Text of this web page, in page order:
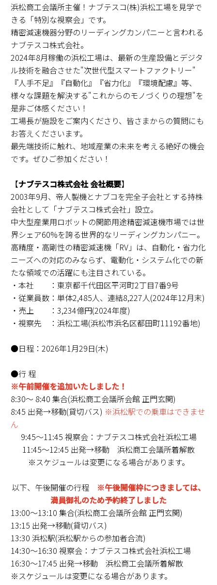
浜松商工会議所主催！ナブテスコ(株)浜松工場を見学で
きる「特別な視察会」です。
精密減速機器分野のリーディングカンパニーと言われる
ナブテスコ株式会社。
2024年8月稼働の浜松工場は、最新の生産設備とデジタ
ル技術を融合させた"次世代型スマートファクトリー"
『人手不足』『自動化』『省力化』『環境配慮』等、
様々な課題を解決する"これからのモノづくりの理想"を
是非ご体感ください！
工場長が施設をご案内くださり、皆さまからの質問にも
お答えくださいます。
最先端技術に触れ、地域産業の未来を考える絶好の機会
です。ぜひご参加ください！
【ナブテスコ株式会社 会社概要】
2003年9月、帝人製機とナブコを完全子会社とする持株
会社として「ナブテスコ株式会社」設立。
中大型産業用ロボットの関節用途精密減速機市場では世
界シェア60%を誇る世界的なリーディングカンパニー。
高精度・高剛性の精密減速機「RV」は、自動化・省力化
ニーズへの対応のみならず、電動化・システム化での新
たな領域での活躍にも注目されている。
・本社 ：東京都千代田区平河町2丁目7番9号
・従業員数：単体2,485人、連結8,227人(2024年12月末)
・売上 ：3,234億円(2024年度)
・視察先 ：浜松工場(浜松市浜名区都田町11192番地)
●日程：2026年1月29日(木)
●行 程
※午前開催を追加いたしました！
8:30～ 8:40 集合(浜松商工会議所会館 正門玄関)
8:45 出発→移動(貸切バス) ※浜松駅での乗車はできませ
ん
9:45～11:45 視察会：ナブテスコ株式会社浜松工場
11:45～12:45 出発→移動 浜松商工会議所着解散
※スケジュールは変更になる場合があります。
以下、午後開催の行程 ※午後開催枠につきましては、
満員御礼のため予約終了しました
13:00～13:10 集合(浜松商工会議所会館 正門玄関)
13:15 出発→移動(貸切バス)
13:30 浜松駅(浜松駅からの参加者合流)
14:30～16:30 視察会：ナブテスコ株式会社浜松工場
16:30～17:45 出発→移動 浜松商工会議所着解散
※スケジュールは変更になる場合があります。